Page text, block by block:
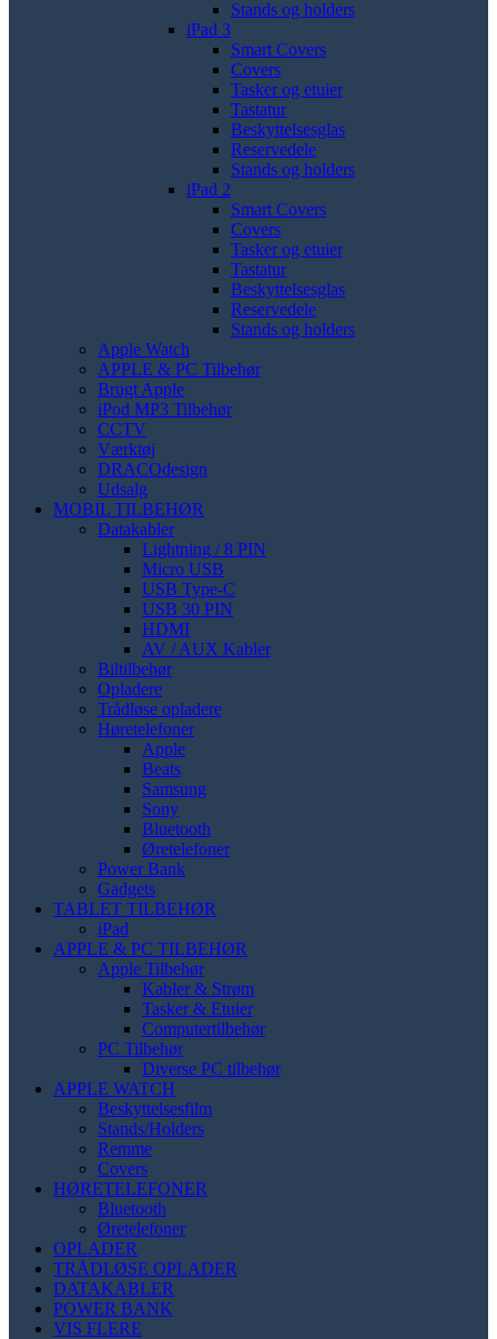
Stands og holders
iPad 3
Smart Covers
Covers
Tasker og etuier
Tastatur
Beskyttelsesglas
Reservedele
Stands og holders
iPad 2
Smart Covers
Covers
Tasker og etuier
Tastatur
Beskyttelsesglas
Reservedele
Stands og holders
Apple Watch
APPLE & PC Tilbehør
Brugt Apple
iPod MP3 Tilbehør
CCTV
Værktøj
DRACOdesign
Udsalg
MOBIL TILBEHØR
Datakabler
Lightning / 8 PIN
Micro USB
USB Type-C
USB 30 PIN
HDMI
AV / AUX Kabler
Biltilbehør
Opladere
Trådløse opladere
Høretelefoner
Apple
Beats
Samsung
Sony
Bluetooth
Øretelefoner
Power Bank
Gadgets
TABLET TILBEHØR
iPad
APPLE & PC TILBEHØR
Apple Tilbehør
Kabler & Strøm
Tasker & Etuier
Computertilbehør
PC Tilbehør
Diverse PC tilbehør
APPLE WATCH
Beskyttelsesfilm
Stands/Holders
Remme
Covers
HØRETELEFONER
Bluetooth
Øretelefoner
OPLADER
TRÅDLØSE OPLADER
DATAKABLER
POWER BANK
VIS FLERE